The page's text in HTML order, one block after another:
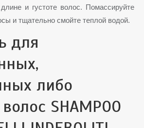
и густоте волос. Помассируйте
и тщательно смойте теплой водой.
для
либо
SHAMPOO